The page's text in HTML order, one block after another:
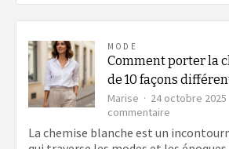
MODE
Comment porter la
de 10 façons
Marise 24 octobre 2025
commentaire
Comment
porter
La chemise blanche est un